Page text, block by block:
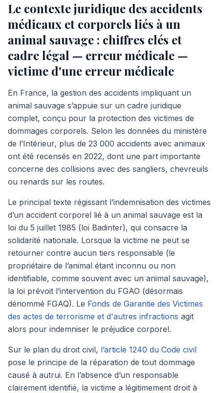
Le contexte juridique des accidents
médicaux et corporels liés à un
animal sauvage : chiffres clés et
cadre légal — erreur médicale —
victime d'une erreur médicale
En France, la gestion des accidents impliquant un
animal sauvage s’appuie sur un cadre juridique
complet, conçu pour la protection des victimes de
dommages corporels. Selon les données du ministère
de l’Intérieur, plus de 23 000 accidents avec animaux
ont été recensés en 2022, dont une part importante
concerne des collisions avec des sangliers, chevreuils
ou renards sur les routes.
Le principal texte régissant l’indemnisation des victimes
d’un accident corporel lié à un animal sauvage est la
loi du 5 juillet 1985 (loi Badinter), qui consacre la
solidarité nationale. Lorsque la victime ne peut se
retourner contre aucun tiers responsable (le
propriétaire de l’animal étant inconnu ou non
identifiable, comme souvent avec un animal sauvage),
la loi prévoit l’intervention du FGAO (désormais
dénommé FGAQ). Le Fonds de Garantie des Victimes
des actes de terrorisme et d'autres infractions agit
alors pour indemniser le préjudice corporel.
Sur le plan du droit civil, l’article 1240 du Code civil
pose le principe de la réparation de tout dommage
causé à autrui. En l’absence d’un responsable
clairement identifié, la victime a légitimement droit à